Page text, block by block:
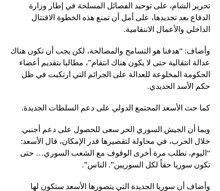
تحرير الشام، على توحيد الفصائل المسلحة في إطار وزارة
الدفاع بعد تجديدها، على أمل أن تمنع هذه الخطوة الاقتتال
الداخلي والأعمال الانتقامية.
وأضاف: “هدفنا هو التسامح والمصالحة، لكن يجب أن تكون هناك
عدالة انتقالية حتى لا يكون هناك انتقام”، مطالبا بتقديم أعضاء
الحكومة المخلوعة للعدالة على الجرائم التي ارتكبت في ظل
حكم الأسد الحديدي.
كما حث الأسعد المجتمع الدولي على دعم السلطات الجديدة.
وبما أن الجيش السوري الحر سعى للحصول على دعم أجنبي
خلال الحرب، في محاولة لتقصيرها قدر الإمكان، قال الأسعد:
“اليوم، نطلب مرة أخرى الوقوف مع الشعب السوري… حتى
تكون سوريا حقاً لكل السوريين”. الناس”.
وأضاف أن سوريا الجديدة التي يتصورها الأسعد ستكون لها